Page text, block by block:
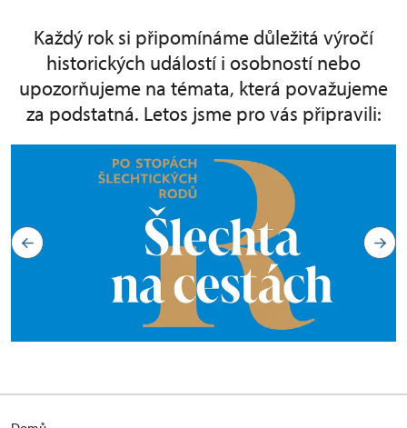
Každý rok si připomínáme důležitá výročí
historických událostí i osobností nebo
upozorňujeme na témata, která považujeme
za podstatná. Letos jsme pro vás připravili: